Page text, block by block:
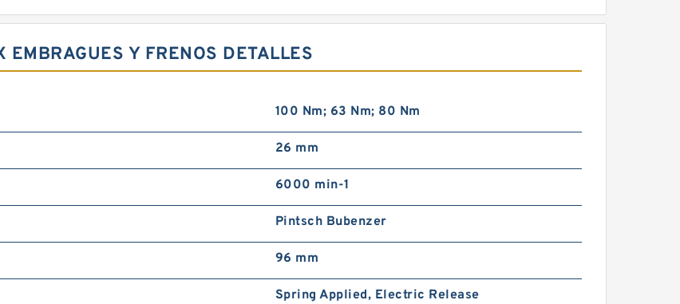
Y FRENOS DETALLES
100 Nm; 63 Nm; 80 Nm
26 mm
6000 min-1
Pintsch Bubenzer
96 mm
Spring Applied, Electric Release